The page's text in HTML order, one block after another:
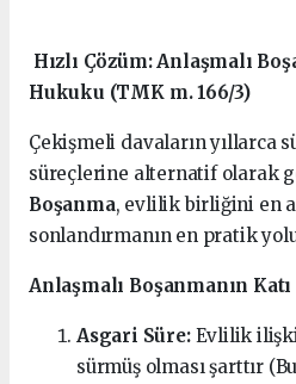
Hızlı Çözüm: Anlaşmalı
Hukuku (TMK m. 166/3)
Çekişmeli davaların yıllarca
süreçlerine alternatif olarak
Boşanma, evlilik birliğini en
sonlandırmanın en pratik
Anlaşmalı Boşanmanın
Asgari Süre:Evlilik
sürmüş olması şarttır